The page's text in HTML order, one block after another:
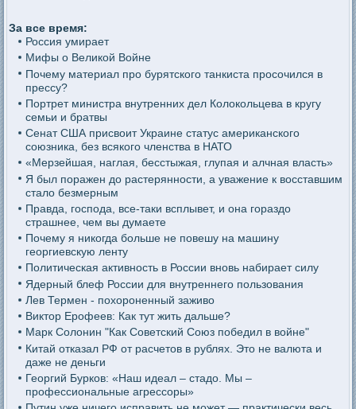
За все время:
Россия умирает
Мифы о Великой Войне
Почему материал про бурятского танкиста просочился в
прессу?
Портрет министра внутренних дел Колокольцева в кругу
семьи и братвы
Сенат США присвоит Украине статус американского
союзника, без всякого членства в НАТО
«Мерзейшая, наглая, бесстыжая, глупая и алчная власть»
Я был поражен до растерянности, а уважение к восставшим
стало безмерным
Правда, господа, все-таки всплывет, и она гораздо
страшнее, чем вы думаете
Почему я никогда больше не повешу на машину
георгиевскую ленту
Политическая активность в России вновь набирает силу
Ядерный блеф России для внутреннего пользования
Лев Термен - похороненный заживо
Виктор Ерофеев: Как тут жить дальше?
Марк Солонин "Как Советский Союз победил в войне"
Китай отказал РФ от расчетов в рублях. Это не валюта и
даже не деньги
Георгий Бурков: «Наш идеал – стадо. Мы –
профессиональные агрессоры»